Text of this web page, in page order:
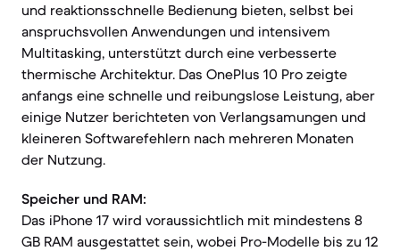
und reaktionsschnelle Bedienung bieten, selbst bei
anspruchsvollen Anwendungen und intensivem
Multitasking, unterstützt durch eine verbesserte
thermische Architektur. Das OnePlus 10 Pro zeigte
anfangs eine schnelle und reibungslose Leistung, aber
einige Nutzer berichteten von Verlangsamungen und
kleineren Softwarefehlern nach mehreren Monaten
der Nutzung.
Speicher und RAM:
Das iPhone 17 wird voraussichtlich mit mindestens 8
GB RAM ausgestattet sein, wobei Pro-Modelle bis zu 12